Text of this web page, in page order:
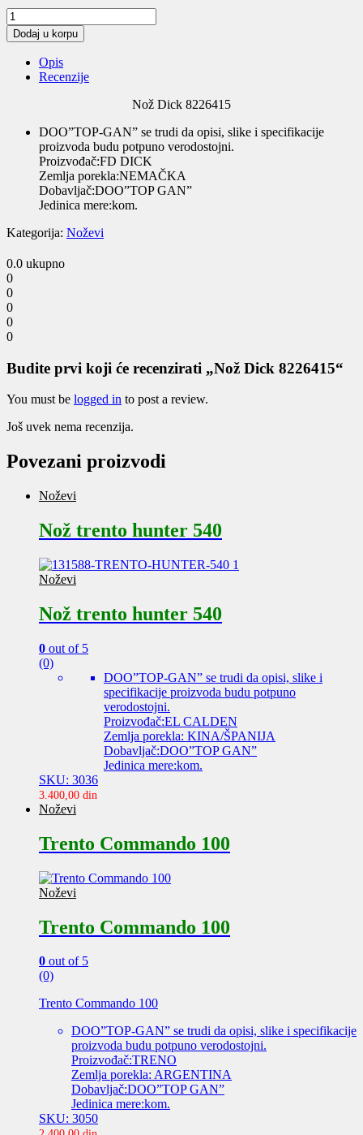
Nož
Dick
8226415
quantity
Dodaj u korpu
Opis
Recenzije
Nož Dick 8226415
DOO”TOP-GAN” se trudi da opisi, slike i specifikacije
proizvoda budu potpuno verodostojni.
Proizvođač:FD DICK
Zemlja porekla:NEMAČKA
Dobavljač:DOO”TOP GAN”
Jedinica mere:kom.
Kategorija: Noževi
0.0 ukupno
0
0
0
0
0
Budite prvi koji će recenzirati „Nož Dick 8226415“
You must be logged in to post a review.
Još uvek nema recenzija.
Povezani proizvodi
Noževi
Nož trento hunter 540
Noževi
Nož trento hunter 540
0 out of 5
(0)
DOO”TOP-GAN” se trudi da opisi, slike i
specifikacije proizvoda budu potpuno
verodostojni.
Proizvođač:EL CALDEN
Zemlja porekla: KINA/ŠPANIJA
Dobavljač:DOO”TOP GAN”
Jedinica mere:kom.
SKU: 3036
3.400,00 din
Noževi
Trento Commando 100
Noževi
Trento Commando 100
0 out of 5
(0)
Trento Commando 100
DOO”TOP-GAN” se trudi da opisi, slike i specifikacije
proizvoda budu potpuno verodostojni.
Proizvođač:TRENO
Zemlja porekla: ARGENTINA
Dobavljač:DOO”TOP GAN”
Jedinica mere:kom.
SKU: 3050